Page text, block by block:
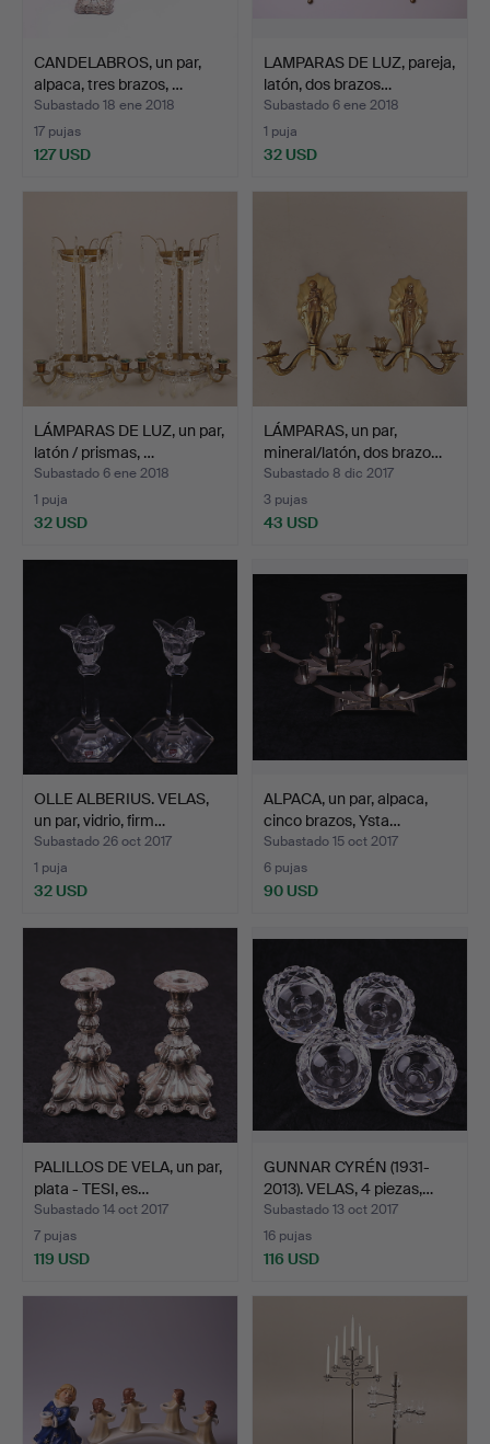
CANDELABROS, un par,
alpaca, tres brazos, …
Subastado 18 ene 2018
17 pujas
127 USD
LAMPARAS DE LUZ, pareja,
latón, dos brazos…
Subastado 6 ene 2018
1 puja
32 USD
LÁMPARAS DE LUZ, un par,
latón / prismas, …
Subastado 6 ene 2018
1 puja
32 USD
LÁMPARAS, un par,
mineral/latón, dos brazo…
Subastado 8 dic 2017
3 pujas
43 USD
OLLE ALBERIUS. VELAS,
un par, vidrio, firm…
Subastado 26 oct 2017
1 puja
32 USD
ALPACA, un par, alpaca,
cinco brazos, Ysta…
Subastado 15 oct 2017
6 pujas
90 USD
PALILLOS DE VELA, un par,
plata - TESI, es…
Subastado 14 oct 2017
7 pujas
119 USD
GUNNAR CYRÉN (1931-
2013). VELAS, 4 piezas,…
Subastado 13 oct 2017
16 pujas
116 USD